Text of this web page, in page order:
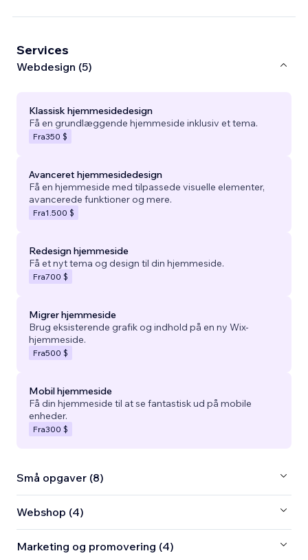
Services
Webdesign (5)
Klassisk hjemmesidedesign
Få en grundlæggende hjemmeside inklusiv et tema.
Fra350 $
Avanceret hjemmesidedesign
Få en hjemmeside med tilpassede visuelle elementer,
avancerede funktioner og mere.
Fra1.500 $
Redesign hjemmeside
Få et nyt tema og design til din hjemmeside.
Fra700 $
Migrer hjemmeside
Brug eksisterende grafik og indhold på en ny Wix-
hjemmeside.
Fra500 $
Mobil hjemmeside
Få din hjemmeside til at se fantastisk ud på mobile
enheder.
Fra300 $
Små opgaver (8)
Webshop (4)
Marketing og promovering (4)